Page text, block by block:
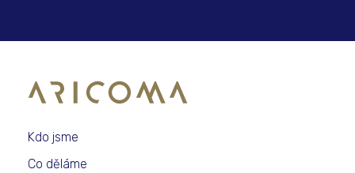
Kdo jsme
Co děláme